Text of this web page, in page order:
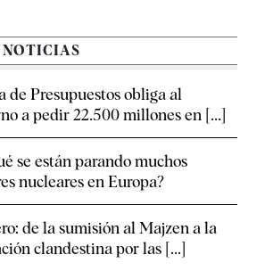
de Presupuestos obliga al
a pedir 22.500 millones en [...]
se están parando muchos
nucleares en Europa?
de la sumisión al Majzen a la
clandestina por las [...]